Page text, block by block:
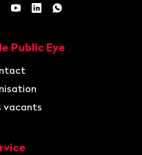
YouTube
LinkedInWhatsApp
Public Eye
vacants